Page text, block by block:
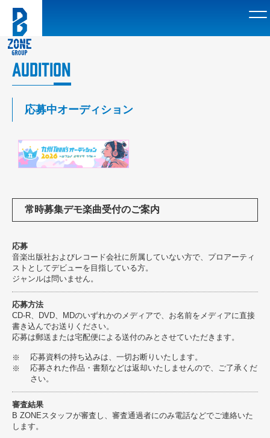
AUDITION
応募中オーディション
常時募集デモ楽曲受付のご案内
応募
音楽出版社およびレコード会社に所属していない方で、プロアーティ
ストとしてデビューを目指している方。
ジャンルは問いません。
応募方法
CD-R、DVD、MDのいずれかのメディアで、お名前をメディアに直接
書き込んでお送りください。
応募は郵送または宅配便による送付のみとさせていただきます。
応募資料の持ち込みは、一切お断りいたします。
応募された作品・書類などは返却いたしませんので、ご了承くだ
さい。
審査結果
B ZONEスタッフが審査し、審査通過者にのみ電話などでご連絡いた
します。